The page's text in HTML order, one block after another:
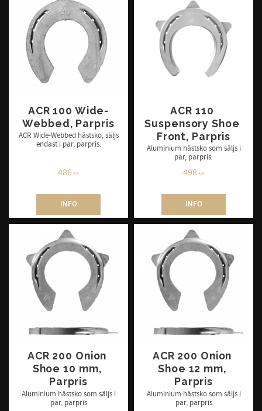
ACR 100 Wide-
Webbed, Parpris
ACR Wide-Webbed hästsko, säljs
endast i par, parpris.
486KR
INFO
ACR 110
Suspensory Shoe
Front, Parpris
Aluminium hästsko som säljs i
par, parpris.
498KR
INFO
ACR 200 Onion
Shoe 10 mm,
Parpris
Aluminium hästsko som säljs i
par, parpris
ACR 200 Onion
Shoe 12 mm,
Parpris
Aluminium hästsko som säljs i
par, parpris